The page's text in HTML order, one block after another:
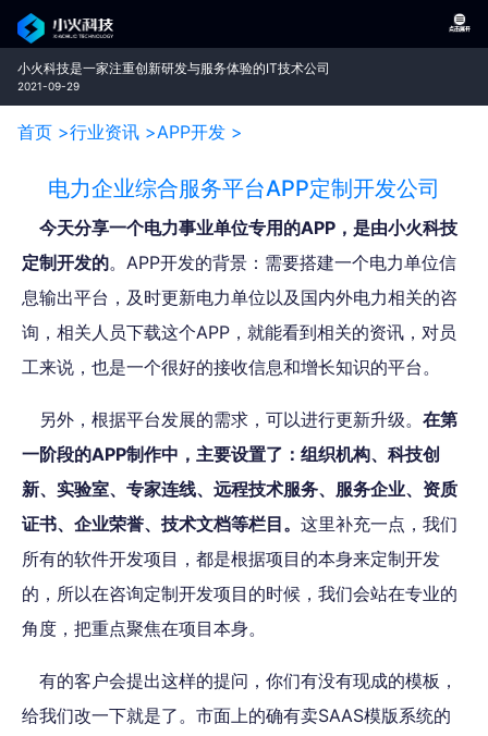
小火科技是一家注重创新研发与服务体验的IT技术公司
2021-09-29
首页 >行业资讯 >APP开发 >
电力企业综合服务平台APP定制开发公司
今天分享一个电力事业单位专用的APP，是由小火科技
定制开发的。APP开发的背景：需要搭建一个电力单位信
息输出平台，及时更新电力单位以及国内外电力相关的咨
询，相关人员下载这个APP，就能看到相关的资讯，对员
工来说，也是一个很好的接收信息和增长知识的平台。
另外，根据平台发展的需求，可以进行更新升级。 在第
一阶段的APP制作中，主要设置了：组织机构、科技创
新、实验室、专家连线、远程技术服务、服务企业、资质
证书、企业荣誉、技术文档等栏目。 这里补充一点，我们
所有的软件开发项目，都是根据项目的本身来定制开发
的，所以在咨询定制开发项目的时候，我们会站在专业的
角度，把重点聚焦在项目本身。
有的客户会提出这样的提问，你们有没有现成的模板，
给我们改一下就是了。市面上的确有卖SAAS模版系统的